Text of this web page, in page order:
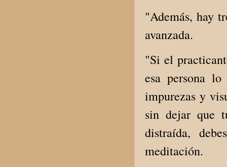
"Además, hay
avanzada.
"Si el
esa persona
impurezas y
sin dejar que
distraída,
meditación.